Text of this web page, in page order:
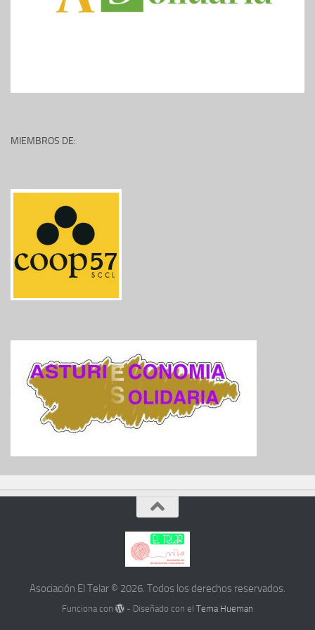
MIEMBROS DE:
Asociación El Telar © 2026. Todos los derechos reservados.
Funciona con - Diseñado con elTema Hueman